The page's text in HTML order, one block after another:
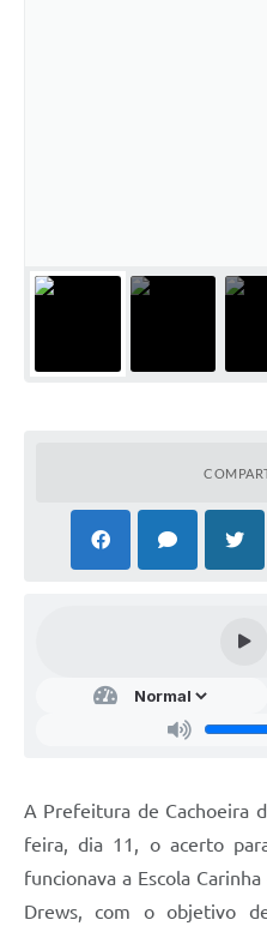
Gabinetes e Secretarias
Editais
Telefones Úteis
Agenda
A Prefeitura de Cachoeira
feira, dia 11, o acerto
funcionava a Escola
Drews, com o objetivo